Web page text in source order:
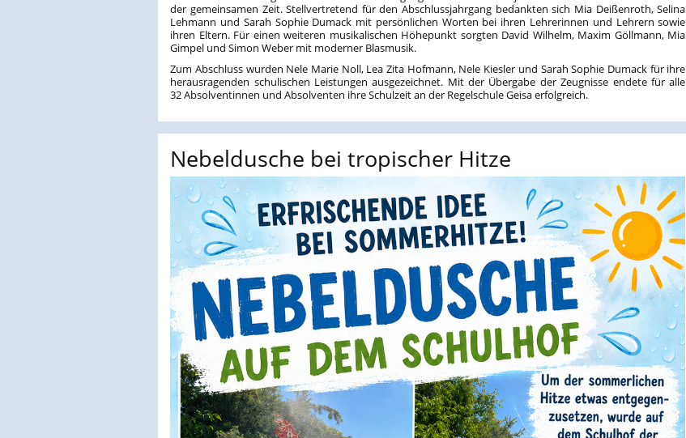
der gemeinsamen Zeit. Stellvertretend für den Abschlussjahrgang bedankten sich Mia Deißenroth, Selina
Lehmann und Sarah Sophie Dumack mit persönlichen Worten bei ihren Lehrerinnen und Lehrern sowie
ihren Eltern. Für einen weiteren musikalischen Höhepunkt sorgten David Wilhelm, Maxim Göllmann, Mia
Gimpel und Simon Weber mit moderner Blasmusik.
Zum Abschluss wurden Nele Marie Noll, Lea Zita Hofmann, Nele Kiesler und Sarah Sophie Dumack für ihre
herausragenden schulischen Leistungen ausgezeichnet. Mit der Übergabe der Zeugnisse endete für alle
32 Absolventinnen und Absolventen ihre Schulzeit an der Regelschule Geisa erfolgreich.
Nebeldusche bei tropischer Hitze